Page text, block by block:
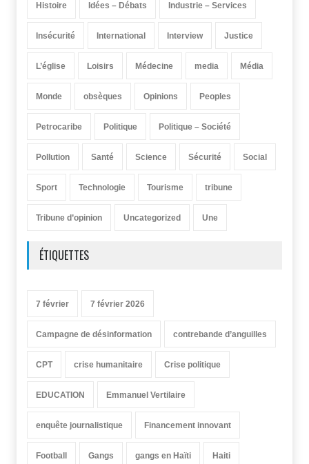
Histoire Idées – Débats Industrie – Services
Insécurité International Interview Justice
L’église Loisirs Médecine media Média
Monde obsèques Opinions Peoples
Petrocaribe Politique Politique – Société
Pollution Santé Science Sécurité Social
Sport Technologie Tourisme tribune
Tribune d’opinion Uncategorized Une
ÉTIQUETTES
7 février 7 février 2026
Campagne de désinformation contrebande d’anguilles
CPT crise humanitaire Crise politique
EDUCATION Emmanuel Vertilaire
enquête journalistique Financement innovant
Football Gangs gangs en Haïti Haiti